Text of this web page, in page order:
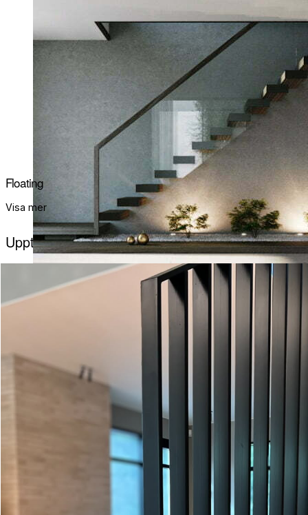
Floating
Visa mer
Upptäck Vanglösa trappor hos våra kunder